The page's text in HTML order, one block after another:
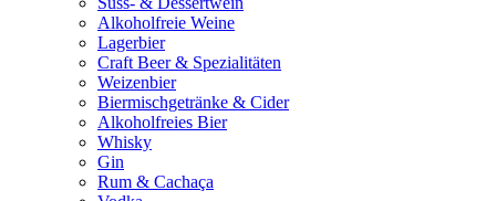
Alkoholfreie Weine
Lagerbier
Craft Beer & Spezialitäten
Weizenbier
Biermischgetränke & Cider
Alkoholfreies Bier
Whisky
Gin
Rum & Cachaça